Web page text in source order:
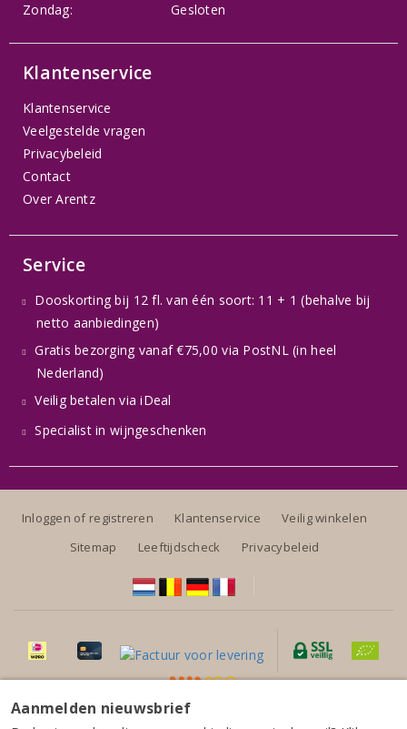
Zondag:
Gesloten
Klantenservice
Klantenservice
Veelgestelde vragen
Privacybeleid
Contact
Over Arentz
Service
Dooskorting bij 12 fl. van één soort: 11 + 1 (behalve bij
netto aanbiedingen)
Gratis bezorging vanaf €75,00 via PostNL (in heel
Nederland)
Veilig betalen via iDeal
Specialist in wijngeschenken
Inloggen of registreren Klantenservice
Veilig winkelen
Sitemap
Leeftijdscheck Privacybeleid
Aanmelden nieuwsbrief